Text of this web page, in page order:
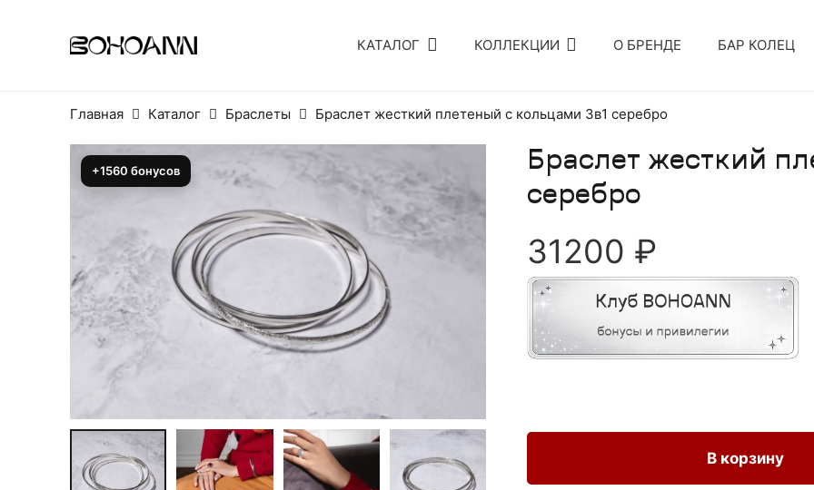
КАТАЛОГ КОЛЛЕКЦИИ О БРЕНДЕ БАР КОЛЕЦ
Главная Каталог Браслеты Браслет жесткий плетеный с кольцами 3в1 серебро
+1560 бонусов
Браслет жесткий
серебро
31200 ₽
В корзину